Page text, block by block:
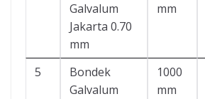
Galvalum
Jakarta 0.70
mm
mm
5
Bondek
Galvalum
1000
mm